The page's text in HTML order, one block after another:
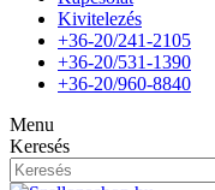
Kivitelezés
+36-20/241-2105
+36-20/531-1390
+36-20/960-8840
Menu
Keresés